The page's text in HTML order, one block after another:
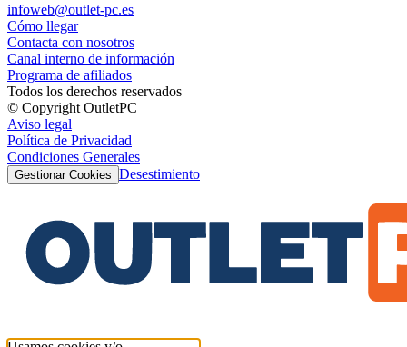
infoweb@outlet-pc.es
Cómo llegar
Contacta con nosotros
Canal interno de información
Programa de afiliados
Todos los derechos reservados
© Copyright OutletPC
Aviso legal
Política de Privacidad
Condiciones Generales
Gestionar Cookies Desestimiento